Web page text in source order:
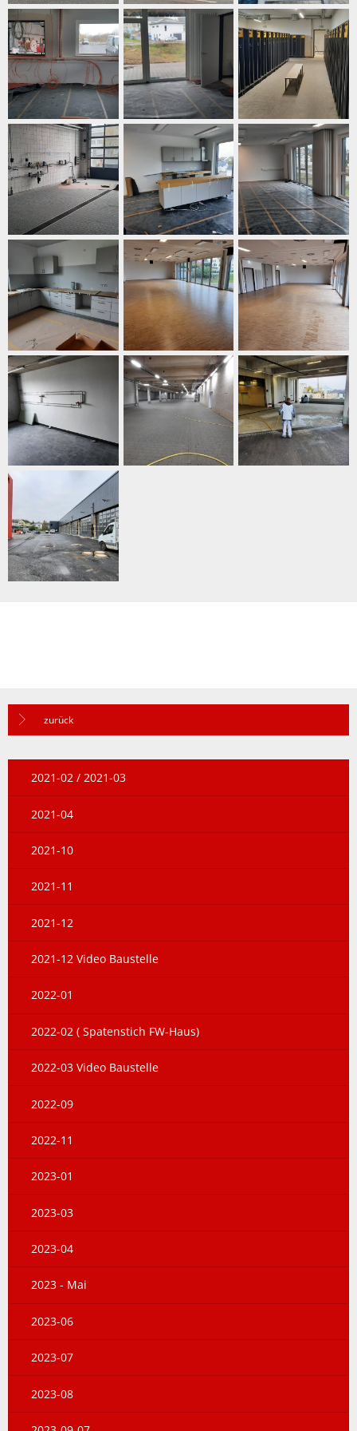
zurück
2021-02 / 2021-03
2021-04
2021-10
2021-11
2021-12
2021-12 Video Baustelle
2022-01
2022-02 ( Spatenstich FW-Haus)
2022-03 Video Baustelle
2022-09
2022-11
2023-01
2023-03
2023-04
2023 - Mai
2023-06
2023-07
2023-08